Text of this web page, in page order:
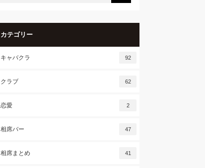
カテゴリー
キャバクラ 92
クラブ 62
恋愛 2
相席バー 47
相席まとめ 41